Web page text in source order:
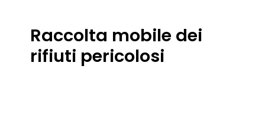
Raccolta mobile dei
rifiuti pericolosi